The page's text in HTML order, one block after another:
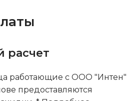
расчет
работающие с ООО "Интен"
предоставляются